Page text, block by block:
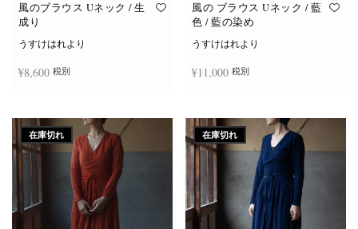
風のブラウス Uネック / 生
成り
うすけはれより
¥8,600 税別
風の ブラウス Uネック / 藍
色 / 藍の染め
うすけはれより
¥11,000 税別
在庫切れ 在庫切れ